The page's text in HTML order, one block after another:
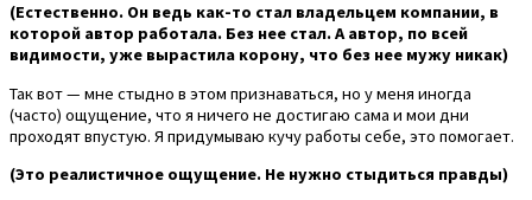
(Естественно. Он ведь как-то стал владельцем компании, в
которой автор работала. Без нее стал. А автор, по всей
видимости, уже вырастила корону, что без нее мужу никак)
Так вот — мне стыдно в этом признаваться, но у меня иногда
(часто) ощущение, что я ничего не достигаю сама и мои дни
проходят впустую. Я придумываю кучу работы себе, это помогает.
(Это реалистичное ощущение. Не нужно стыдиться правды)